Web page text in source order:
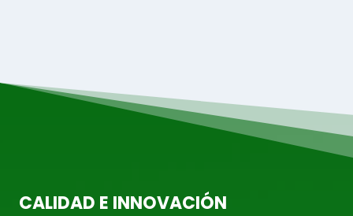
CALIDAD E INNOVACIÓN